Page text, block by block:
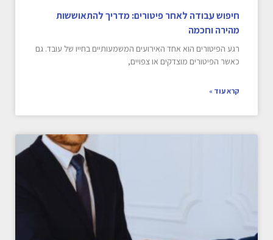
חיפוש עבודה לאחר פיטורים: מדריך להתאוששות
מהירה וחכמה
רגע הפיטורים הוא אחד האירועים המשמעותיים בחייו של עובד. גם
כאשר הפיטורים מוצדקים או צפויים,
קרא עוד »